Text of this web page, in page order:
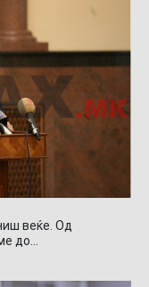
веќе. Од
до…